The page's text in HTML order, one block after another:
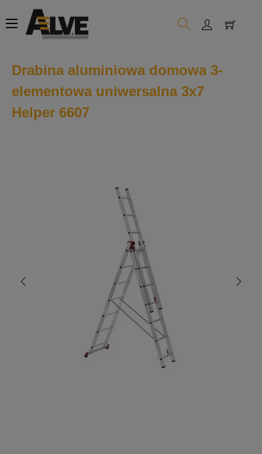
Toggle
navigation
☰
Drabina aluminiowa domowa 3-
elementowa uniwersalna 3x7
Helper 6607